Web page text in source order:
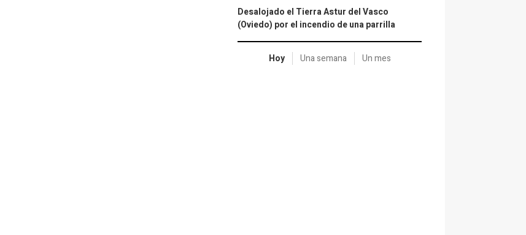
Desalojado el Tierra Astur del Vasco
(Oviedo) por el incendio de una parrilla
Hoy Una semana Un mes